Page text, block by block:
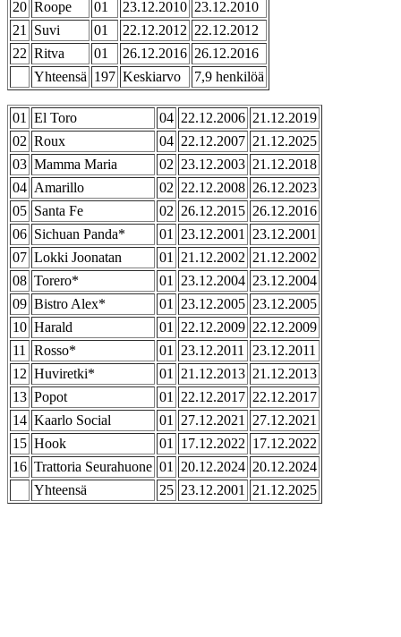
20 Roope 01 23.12.2010 23.12.2010
21
Suvi 01 22.12.2012 22.12.2012
22 Ritva 01 26.12.2016 26.12.2016
Yhteensä 197 Keskiarvo 7,9 henkilöä
01 El Toro 04 22.12.2006 21.12.2019
02 Roux 04 22.12.2007 21.12.2025
03 Mamma Maria 02 23.12.2003 21.12.2018
04 Amarillo 02 22.12.2008 26.12.2023
05 Santa Fe 02 26.12.2015 26.12.2016
06 Sichuan Panda* 01 23.12.2001
23.12.2001
07 Lokki Joonatan 01 21.12.2002 21.12.2002
08 Torero* 01 23.12.2004 23.12.2004
09 Bistro Alex* 01 23.12.2005 23.12.2005
10 Harald 01 22.12.2009 22.12.2009
11
Rosso* 01 23.12.2011
23.12.2011
12 Huviretki* 01 21.12.2013 21.12.2013
13 Popot 01 22.12.2017 22.12.2017
14 Kaarlo Social 01 27.12.2021
27.12.2021
15 Hook 01 17.12.2022 17.12.2022
16 Trattoria Seurahuone 01 20.12.2024 20.12.2024
Yhteensä
25 23.12.2001 21.12.2025